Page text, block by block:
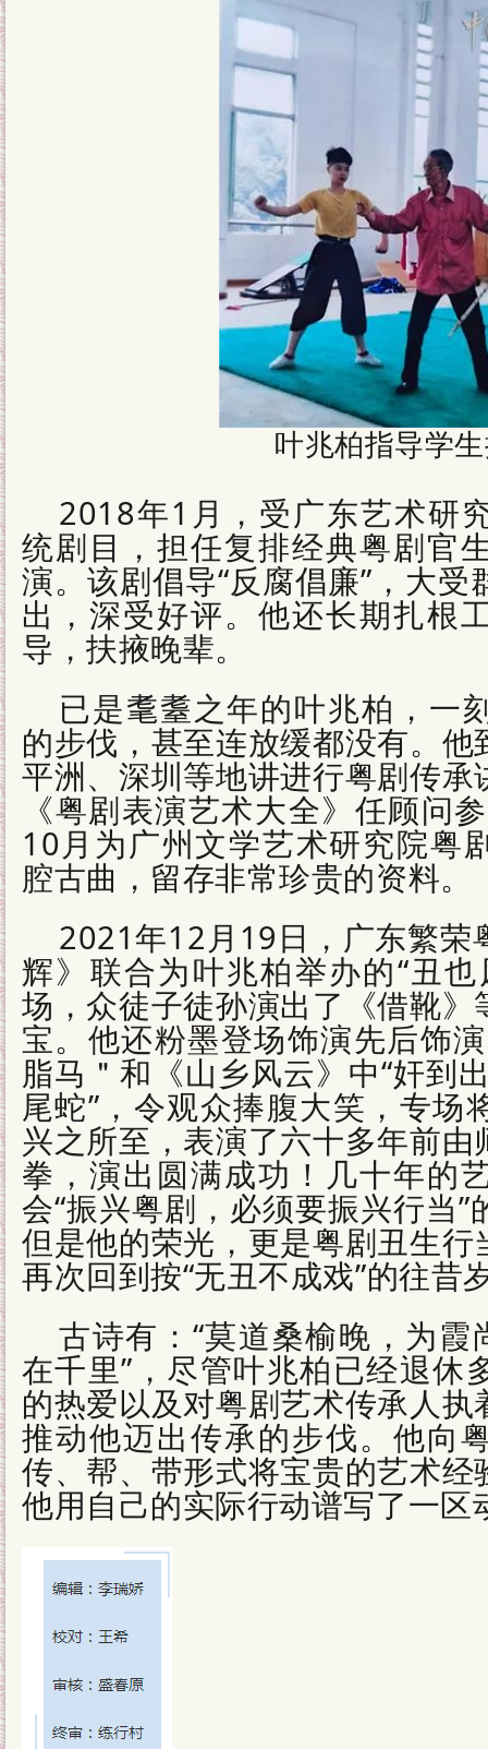
叶兆柏指导学
2018年1月，受广东艺术研
统剧目，担任复排经典粤剧官
演。该剧倡导“反腐倡廉”，大
出，深受好评。他还长期扎根
导，扶掖晚辈。
已是耄耋之年的叶兆柏，一
的步伐，甚至连放缓都没有。
平洲、深圳等地讲进行粤剧传
《粤剧表演艺术大全》任顾问
10月为广州文学艺术研究院粤
腔古曲，留存非常珍贵的资料。
2021年12月19日，广东繁荣
辉》联合为叶兆柏举办的“丑
场，众徒子徒孙演出了《借靴
宝。他还粉墨登场饰演先后饰
脂马＂和《山乡风云》中“奸到
尾蛇”，令观众捧腹大笑，专场
兴之所至，表演了六十多年前
拳，演出圆满成功！几十年的
会“振兴粤剧，必须要振兴行当
但是他的荣光，更是粤剧丑生
再次回到按“无丑不成戏”的往昔
古诗有：“莫道桑榆晚，为霞
在千里”，尽管叶兆柏已经退休
的热爱以及对粤剧艺术传承人
推动他迈出传承的步伐。他向
传、帮、带形式将宝贵的艺术
他用自己的实际行动谱写了一区